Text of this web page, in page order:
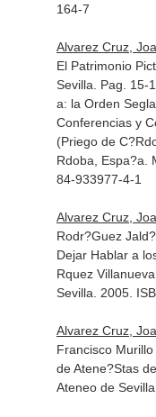
164-7
Alvarez Cruz,
El Patrimonio
Sevilla. Pag. 15-
a: la Orden
Conferencias y
(Priego de
Rdoba, Espa?a.
84-933977-4-1
Alvarez Cruz,
Rodr?Guez
Dejar Hablar a
Rquez Villanueva
Sevilla. 2005.
Alvarez Cruz,
Francisco
de Atene?Stas
Ateneo de